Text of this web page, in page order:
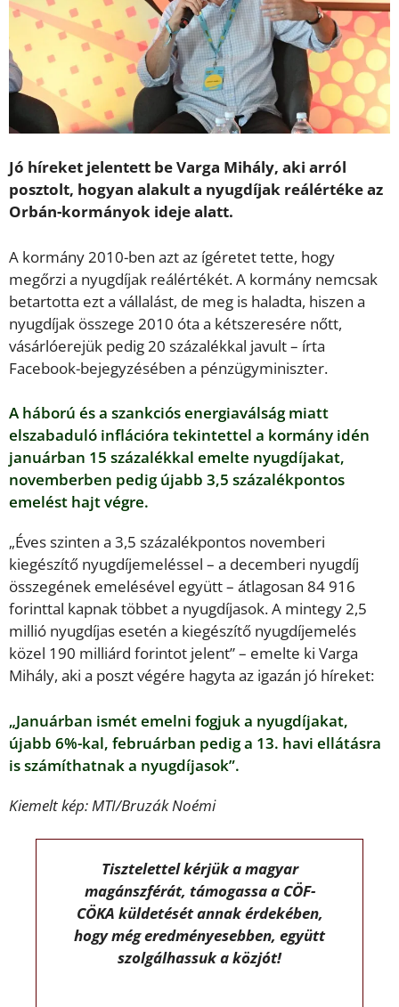
Jó híreket jelentett be Varga Mihály, aki arról
posztolt, hogyan alakult a nyugdíjak reálértéke az
Orbán-kormányok ideje alatt.
A kormány 2010-ben azt az ígéretet tette, hogy
megőrzi a nyugdíjak reálértékét. A kormány nemcsak
betartotta ezt a vállalást, de meg is haladta, hiszen a
nyugdíjak összege 2010 óta a kétszeresére nőtt,
vásárlóerejük pedig 20 százalékkal javult – írta
Facebook-bejegyzésében a pénzügyminiszter.
A háború és a szankciós energiaválság miatt
elszabaduló inflációra tekintettel a kormány idén
januárban 15 százalékkal emelte nyugdíjakat,
novemberben pedig újabb 3,5 százalékpontos
emelést hajt végre.
„Éves szinten a 3,5 százalékpontos novemberi
kiegészítő nyugdíjemeléssel – a decemberi nyugdíj
összegének emelésével együtt – átlagosan 84 916
forinttal kapnak többet a nyugdíjasok. A mintegy 2,5
millió nyugdíjas esetén a kiegészítő nyugdíjemelés
közel 190 milliárd forintot jelent” – emelte ki Varga
Mihály, aki a poszt végére hagyta az igazán jó híreket:
„Januárban ismét emelni fogjuk a nyugdíjakat,
újabb 6%-kal, februárban pedig a 13. havi ellátásra
is számíthatnak a nyugdíjasok”.
Kiemelt kép: MTI/Bruzák Noémi
Tisztelettel kérjük a magyar
magánszférát, támogassa a CÖF-
CÖKA küldetését annak érdekében,
hogy még eredményesebben, együtt
szolgálhassuk a közjót!